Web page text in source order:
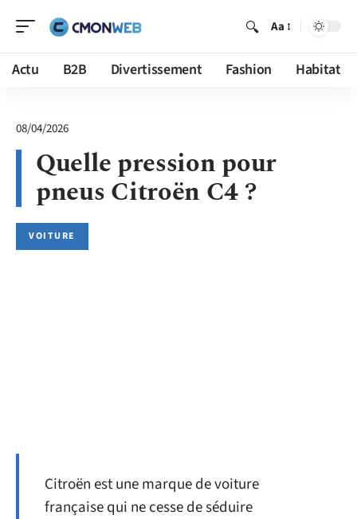
Aa
Actu B2B Divertissement Fashion Habitat
08/04/2026
Quelle pression pour
pneus Citroën C4 ?
VOITURE
Citroën est une marque de voiture
française qui ne cesse de séduire